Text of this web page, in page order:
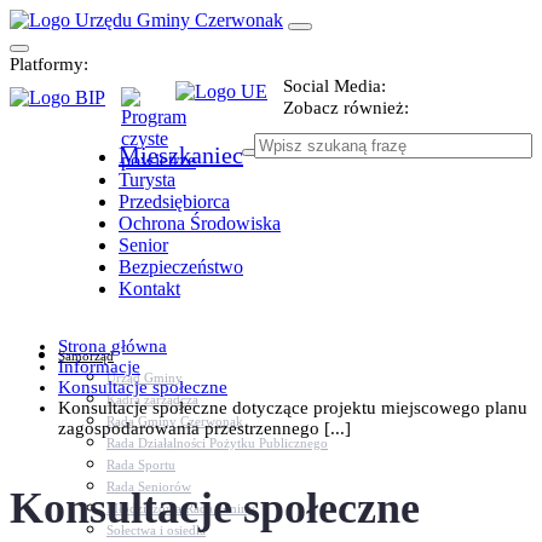
Platformy:
Social Media:
Zobacz również:
Mieszkaniec
Turysta
Przedsiębiorca
Ochrona Środowiska
Senior
Bezpieczeństwo
Kontakt
Samorząd
Urząd Gminy
Kadra zarządcza
Rada Gminy Czerwonak
Rada Działalności Pożytku Publicznego
Rada Sportu
Rada Seniorów
Młodzieżowa Rada Gminy
Sołectwa i osiedla
Strona główna
Informacje
Konsultacje społeczne
Konsultacje społeczne dotyczące projektu miejscowego planu
zagospodarowania przestrzennego [...]
Konsultacje społeczne